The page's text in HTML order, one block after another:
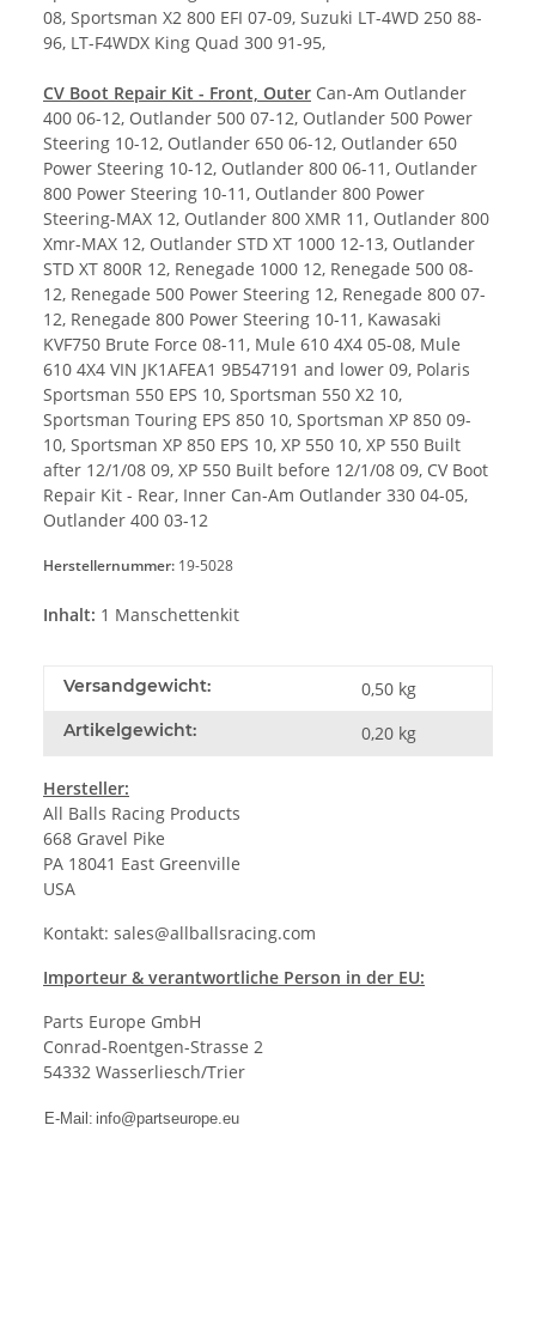
08, Sportsman X2 800 EFI 07-09, Suzuki LT-4WD 250 88-
96, LT-F4WDX King Quad 300 91-95,
CV Boot Repair Kit - Front, Outer Can-Am Outlander
400 06-12, Outlander 500 07-12, Outlander 500 Power
Steering 10-12, Outlander 650 06-12, Outlander 650
Power Steering 10-12, Outlander 800 06-11, Outlander
800 Power Steering 10-11, Outlander 800 Power
Steering-MAX 12, Outlander 800 XMR 11, Outlander 800
Xmr-MAX 12, Outlander STD XT 1000 12-13, Outlander
STD XT 800R 12, Renegade 1000 12, Renegade 500 08-
12, Renegade 500 Power Steering 12, Renegade 800 07-
12, Renegade 800 Power Steering 10-11, Kawasaki
KVF750 Brute Force 08-11, Mule 610 4X4 05-08, Mule
610 4X4 VIN JK1AFEA1 9B547191 and lower 09, Polaris
Sportsman 550 EPS 10, Sportsman 550 X2 10,
Sportsman Touring EPS 850 10, Sportsman XP 850 09-
10, Sportsman XP 850 EPS 10, XP 550 10, XP 550 Built
after 12/1/08 09, XP 550 Built before 12/1/08 09, CV Boot
Repair Kit - Rear, Inner Can-Am Outlander 330 04-05,
Outlander 400 03-12
Herstellernummer: 19-5028
Inhalt: 1 Manschettenkit
Versandgewicht: 0,50 kg
Artikelgewicht: 0,20 kg
Hersteller:
All Balls Racing Products
668 Gravel Pike
PA 18041 East Greenville
USA
Kontakt: sales@allballsracing.com
Importeur & verantwortliche Person in der EU:
Parts Europe GmbH
Conrad-Roentgen-Strasse 2
54332 Wasserliesch/Trier
E-Mail: info@partseurope.eu